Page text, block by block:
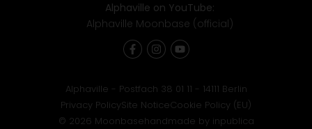
Alphaville on YouTube:
Alphaville Moonbase (official)
Alphaville - Postfach 38 01 11 - 14111 Berlin
Privacy PolicySite NoticeCookie Policy (EU)
© 2026 Moonbasehandmade by inpublica